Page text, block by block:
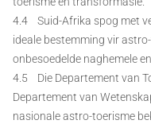
4.4 Suid-Afrika spog met
ideale bestemming vir
onbesoedelde naghemele
4.5 Die Departement van
Departement van
nasionale astro-toerisme